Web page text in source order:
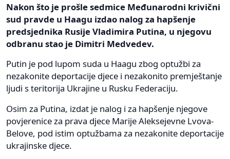
Nakon što je prošle sedmice Međunarodni krivični
sud pravde u Haagu izdao nalog za hapšenje
predsjednika Rusije Vladimira Putina, u njegovu
odbranu stao je Dimitri Medvedev.
Putin je pod lupom suda u Haagu zbog optužbi za
nezakonite deportacije djece i nezakonito premještanje
ljudi s teritorija Ukrajine u Rusku Federaciju.
Osim za Putina, izdat je nalog i za hapšenje njegove
povjerenice za prava djece Marije Aleksejevne Lvova-
Belove, pod istim optužbama za nezakonite deportacije
ukrajinske djece.